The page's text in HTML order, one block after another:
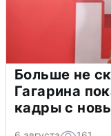
Больше не
Гагарина
кадры с